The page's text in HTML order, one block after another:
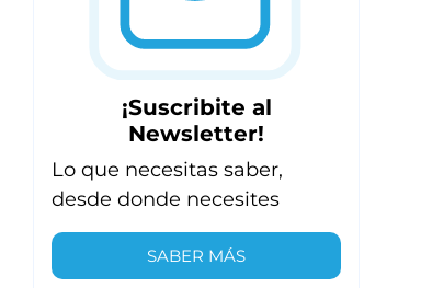
¡Suscribite al
Newsletter!
Lo que necesitas saber,
desde donde necesites
SABER MÁS